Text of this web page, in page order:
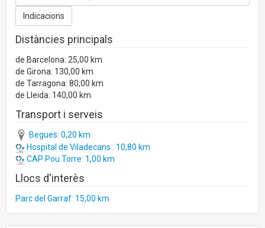
Distàncies principals
de Barcelona: 25,00 km
de Girona: 130,00 km
de Tarragona: 80,00 km
de Lleida: 140,00 km
Transport i serveis
Begues: 0,20 km
Hospital de Viladecans : 10,80 km
CAP Pou Torre: 1,00 km
Llocs d'interès
Parc del Garraf: 15,00 km